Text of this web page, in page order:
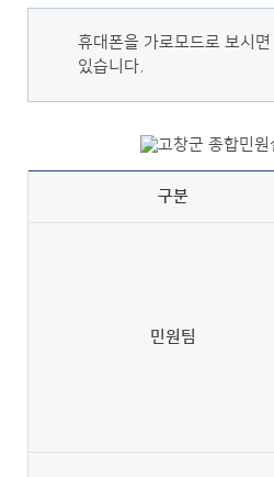
휴대폰을 가로모드로 보시
있습니다.
구분
민원팀